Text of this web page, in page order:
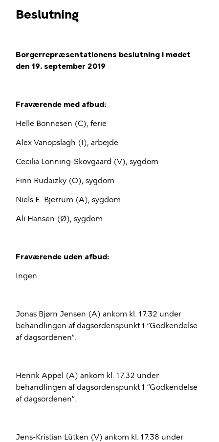
Beslutning
Borgerrepræsentationens beslutning i mødet
den 19. september 2019
Fraværende med afbud:
Helle Bonnesen (C), ferie
Alex Vanopslagh (I), arbejde
Cecilia Lonning-Skovgaard (V), sygdom
Finn Rudaizky (O), sygdom
Niels E. Bjerrum (A), sygdom
Ali Hansen (Ø), sygdom
Fraværende uden afbud:
Ingen.
Jonas Bjørn Jensen (A) ankom kl. 17.32 under
behandlingen af dagsordenspunkt 1 ”Godkendelse
af dagsordenen”.
Henrik Appel (A) ankom kl. 17.32 under
behandlingen af dagsordenspunkt 1 ”Godkendelse
af dagsordenen”.
Jens-Kristian Lütken (V) ankom kl. 17.38 under